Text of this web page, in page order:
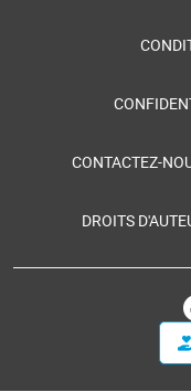
CONTACTEZ-
DROITS